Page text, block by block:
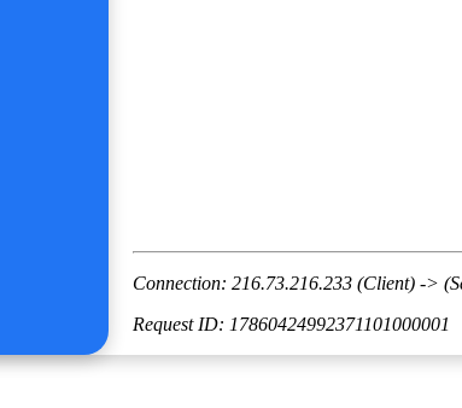
Connection: 216.73.216.233 (Client) ->
Request ID: 17860424992371101000001